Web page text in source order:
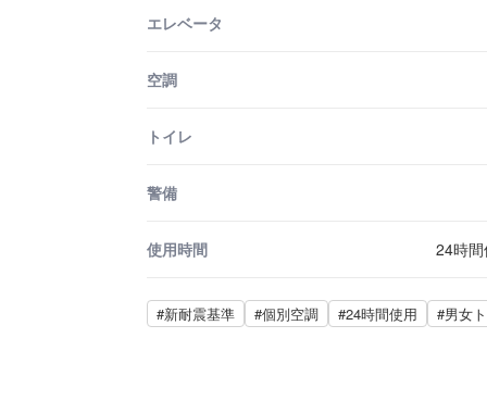
エレベータ
空調
トイレ
警備
使用時間 24時
#新耐震基準 #個別空調 #24時間使用 #男女